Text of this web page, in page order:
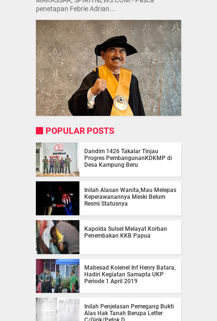
penetapan Febrie Adrian...
POPULAR POSTS
Dandim 1426 Takalar Tinjau
Progres PembangunanKDKMP di
Desa Kampung Beru
Inilah Alasan Wanita,Mau Melepas
Keperawanannya Meski Belum
Resmi Statusnya
Kapolda Sulsel Melayat Korban
Penembakan KKB Papua
Mabesad Kolenel Inf Henry Batara,
Hadiri Kegiatan Samapta UKP
Periode 1 April 2019
Inilah Penjelasan Pemegang Bukti
Alas Hak Tanah Berupa Letter